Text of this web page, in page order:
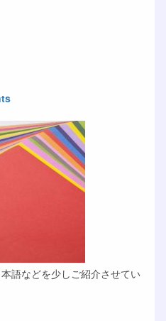
語などを少しご紹介させてい